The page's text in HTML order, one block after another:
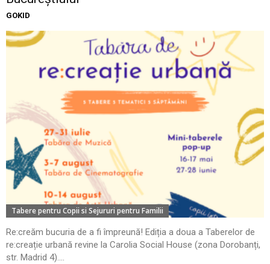
GOKID
Tabere pentru Copii si Sejururi pentru Familii
Re:creăm bucuria de a fi împreună! Ediția a doua a Taberelor de
re:creație urbană revine la Carolia Social House (zona Dorobanți,
str. Madrid 4)....